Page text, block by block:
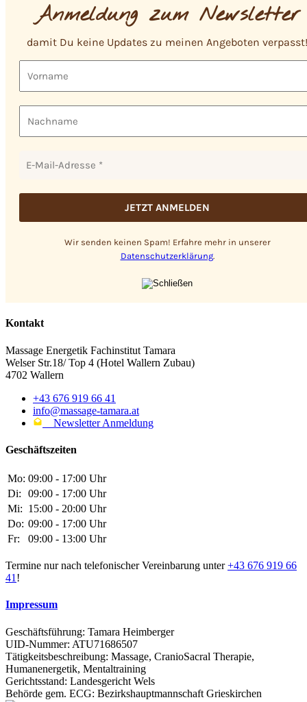
Anmeldung zum Newsletter
damit Du keine Updates zu meinen Angeboten verpasst!
Wir senden keinen Spam! Erfahre mehr in unserer
Datenschutzerklärung.
Kontakt
Massage Energetik Fachinstitut Tamara
Welser Str.18/ Top 4 (Hotel Wallern Zubau)
4702 Wallern
+43 676 919 66 41
info@massage-tamara.at
Newsletter Anmeldung
Geschäftszeiten
Mo: 09:00 - 17:00 Uhr
Di:
09:00 - 17:00 Uhr
Mi: 15:00 - 20:00 Uhr
Do: 09:00 - 17:00 Uhr
Fr:
09:00 - 13:00 Uhr
Termine nur nach telefonischer Vereinbarung unter+43 676 919 66
41 !
Impressum
Geschäftsführung: Tamara Heimberger
UID-Nummer: ATU71686507
Tätigkeitsbeschreibung: Massage, CranioSacral Therapie,
Humanenergetik, Mentaltraining
Gerichtsstand: Landesgericht Wels
Behörde gem. ECG: Bezirkshauptmannschaft Grieskirchen